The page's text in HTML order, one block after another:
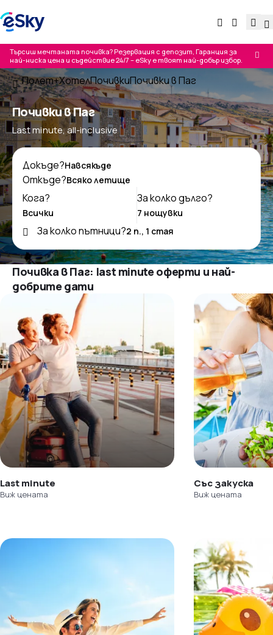
Търсиш мечтаната почивка? Резервация с депозит, Гаранция за
най-ниска цена и съдействие 24/7 – eSky е твоят най-добър избор.
Полет+ХотелПочивкиПочивки в Паг
Почивки в Паг
Last minute, all-inclusive
Докъде?
Откъде?
Кога?
За колко дълго?
За колко пътници?
Почивка в Паг: last minute оферти и най-
добрите дати
Last minute
Виж цената
Със закуска
Виж цената